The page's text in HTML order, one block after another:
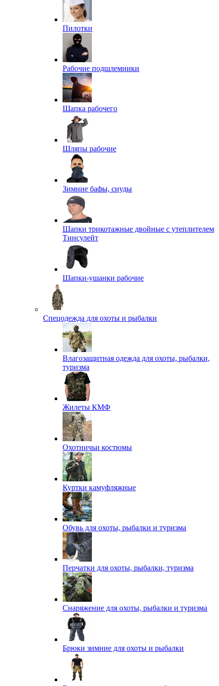
Пилотки
Рабочие подшлемники
Шапка рабочего
Шляпы рабочие
Зимние бафы, снуды
Шапки трикотажные двойные с утеплителем
Тинсулейт
Шапки-ушанки рабочие
Спецодежда для охоты и рыбалки
Влагозащитная одежда для охоты, рыбалки,
туризма
Жилеты КМФ
Охотничьи костюмы
Куртки камуфляжные
Обувь для охоты, рыбалки и туризма
Перчатки для охоты, рыбалки, туризма
Снаряжение для охоты, рыбалки и туризма
Брюки зимние для охоты и рыбалки